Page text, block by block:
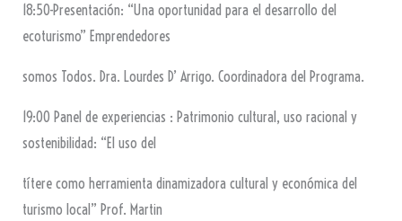
18:50-Presentación: “Una oportunidad para el desarrollo del
ecoturismo” Emprendedores
somos Todos. Dra. Lourdes D’ Arrigo. Coordinadora del Programa.
19:00 Panel de experiencias : Patrimonio cultural, uso racional y
sostenibilidad: “El uso del
títere como herramienta dinamizadora cultural y económica del
turismo local” Prof. Martin